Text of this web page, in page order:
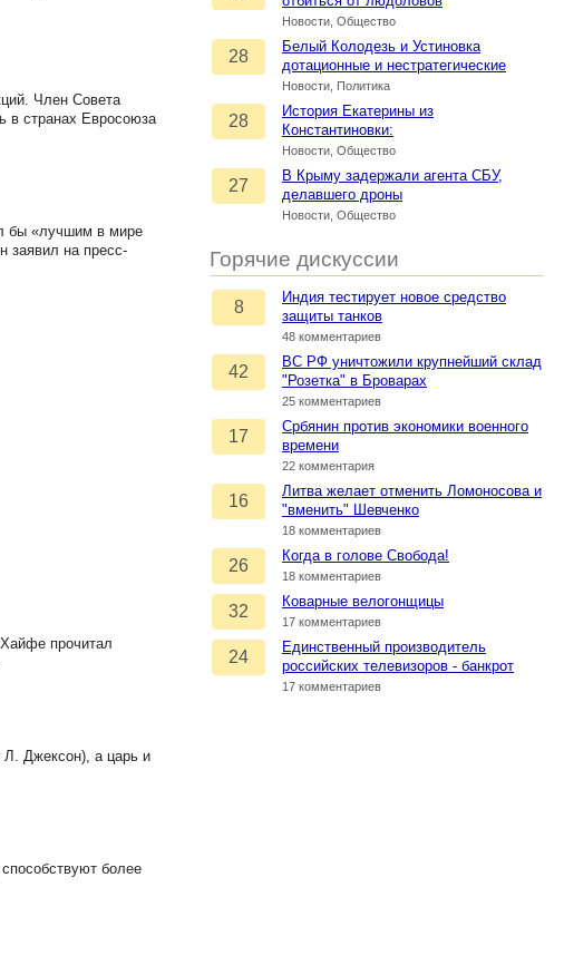
Новости, Общество
28
Белый Колодезь и Устиновка
дотационные и нестратегические
Новости, Политика
28
История Екатерины из
Константиновки:
Новости, Общество
27
В Крыму задержали агента СБУ,
делавшего дроны
Новости, Общество
Горячие дискуссии
8
Индия тестирует новое средство
защиты танков
48 комментариев
42
ВС РФ уничтожили крупнейший склад
"Розетка" в Броварах
25 комментариев
17
Србянин против экономики военного
времени
22 комментария
16
Литва желает отменить Ломоносова и
"вменить" Шевченко
18 комментариев
26
Когда в голове Свобода!
18 комментариев
32
Коварные велогонщицы
17 комментариев
24
Единственный производитель
российских телевизоров - банкрот
17 комментариев
Член Совета
в странах Евросоюза
бы «лучшим в мире
заявил на пресс-
прочитал
Джексон), а царь и
более